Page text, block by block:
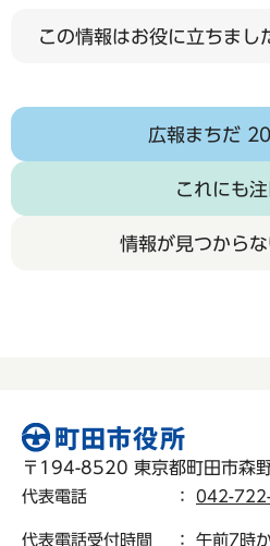
この情報はお役に立ちまし
広報まちだ
これにも注
情報が見つから
〒194-8520 東京都町田市森
代表電話 ： 042-
代表電話受付時間 ： 午前7時